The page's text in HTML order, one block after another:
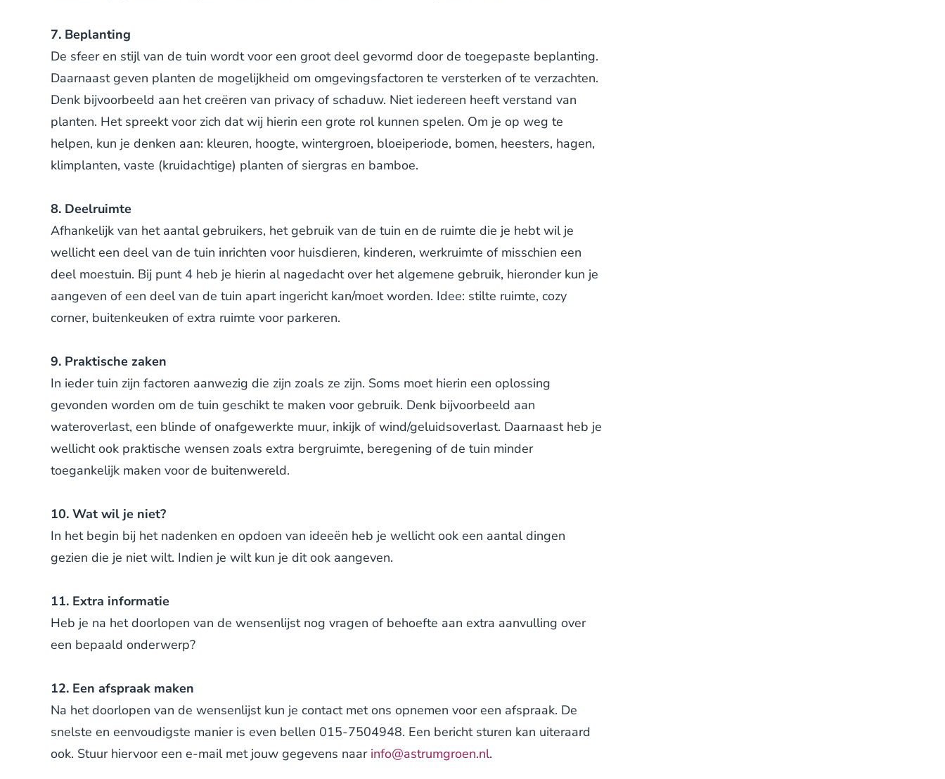
7. Beplanting
De sfeer en stijl van de tuin wordt voor een groot deel gevormd door de toegepaste beplanting.
Daarnaast geven planten de mogelijkheid om omgevingsfactoren te versterken of te verzachten.
Denk bijvoorbeeld aan het creëren van privacy of schaduw. Niet iedereen heeft verstand van
planten. Het spreekt voor zich dat wij hierin een grote rol kunnen spelen. Om je op weg te
helpen, kun je denken aan: kleuren, hoogte, wintergroen, bloeiperiode, bomen, heesters, hagen,
klimplanten, vaste (kruidachtige) planten of siergras en bamboe.
8. Deelruimte
Afhankelijk van het aantal gebruikers, het gebruik van de tuin en de ruimte die je hebt wil je
wellicht een deel van de tuin inrichten voor huisdieren, kinderen, werkruimte of misschien een
deel moestuin. Bij punt 4 heb je hierin al nagedacht over het algemene gebruik, hieronder kun je
aangeven of een deel van de tuin apart ingericht kan/moet worden. Idee: stilte ruimte, cozy
corner, buitenkeuken of extra ruimte voor parkeren.
9. Praktische zaken
In ieder tuin zijn factoren aanwezig die zijn zoals ze zijn. Soms moet hierin een oplossing
gevonden worden om de tuin geschikt te maken voor gebruik. Denk bijvoorbeeld aan
wateroverlast, een blinde of onafgewerkte muur, inkijk of wind/geluidsoverlast. Daarnaast heb je
wellicht ook praktische wensen zoals extra bergruimte, beregening of de tuin minder
toegankelijk maken voor de buitenwereld.
10. Wat wil je niet?
In het begin bij het nadenken en opdoen van ideeën heb je wellicht ook een aantal dingen
gezien die je niet wilt. Indien je wilt kun je dit ook aangeven.
11. Extra informatie
Heb je na het doorlopen van de wensenlijst nog vragen of behoefte aan extra aanvulling over
een bepaald onderwerp?
12. Een afspraak maken
Na het doorlopen van de wensenlijst kun je contact met ons opnemen voor een afspraak. De
snelste en eenvoudigste manier is even bellen 015-7504948. Een bericht sturen kan uiteraard
ook. Stuur hiervoor een e-mail met jouw gegevens naar info@astrumgroen.nl.